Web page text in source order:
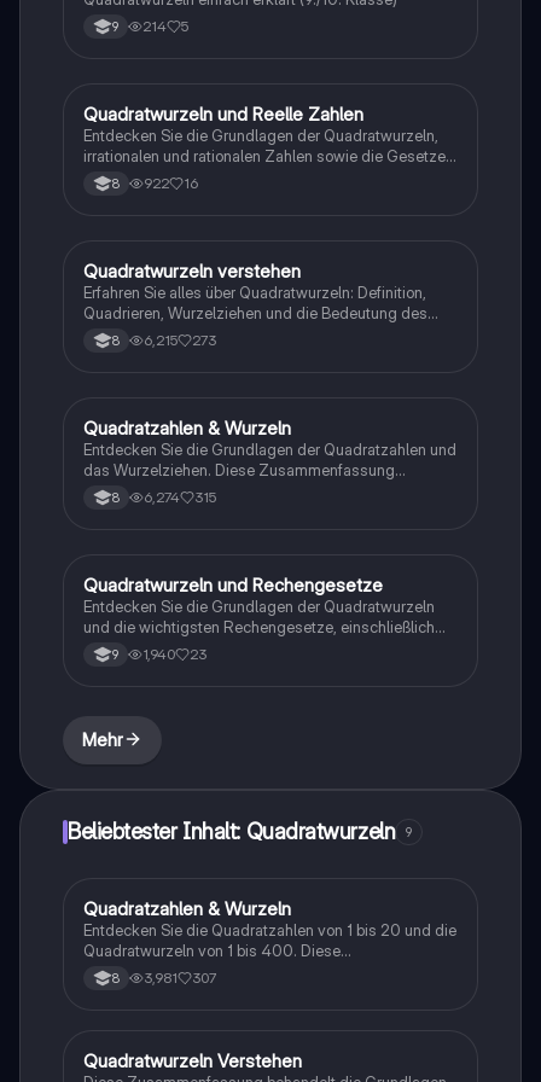
9 214 5
Mathe
Quadratwurzeln und Reelle Zahlen
Entdecken Sie die Grundlagen der Quadratwurzeln,
irrationalen und rationalen Zahlen sowie die Gesetze
der Wurzelrechnung. Diese Zusammenfassung
behandelt das Lösen von Quadratwurzeln, die
Mathematikstudenten, die ihr Verständnis der reellen
Zahlen vertiefen möchten.
8 922 16
Mathe
Quadratwurzeln verstehen
Erfahren Sie alles über Quadratwurzeln: Definition,
Quadrieren, Wurzelziehen und die Bedeutung des
Radikanden. Diese Zusammenfassung bietet klare
Beispiele und erklärt die Gesetze der Exponenten und
8 6,215 273
Mathe
Quadratzahlen & Wurzeln
Entdecken Sie die Grundlagen der Quadratzahlen und
das Wurzelziehen. Diese Zusammenfassung
behandelt wichtige Regeln, wie Multiplikation und
Division von Wurzeln, sowie die Definition und
8 6,274 315
Mathe
Quadratwurzeln und Rechengesetze
Entdecken Sie die Grundlagen der Quadratwurzeln
und die wichtigsten Rechengesetze, einschließlich
der Kommutativ-, Assoziativ- und Distributivgesetze.
Diese Zusammenfassung bietet eine klare Erklärung
die ihre Kenntnisse in Mathematik vertiefen möchten.
9 1,940 23
Mehr
Beliebtester Inhalt: Quadratwurzeln 9
Mathe
Quadratzahlen & Wurzeln
Entdecken Sie die Quadratzahlen von 1 bis 20 und die
Quadratwurzeln von 1 bis 400. Diese
Zusammenfassung bietet eine klare Übersicht über
die Berechnung von Quadratzahlen und deren
8 3,981 307
Mathe
Quadratwurzeln Verstehen